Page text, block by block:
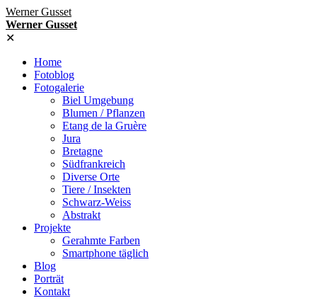
Werner Gusset
Werner Gusset
✕
Home
Fotoblog
Fotogalerie
Biel Umgebung
Blumen / Pflanzen
Etang de la Gruère
Jura
Bretagne
Südfrankreich
Diverse Orte
Tiere / Insekten
Schwarz-Weiss
Abstrakt
Projekte
Gerahmte Farben
Smartphone täglich
Blog
Porträt
Kontakt